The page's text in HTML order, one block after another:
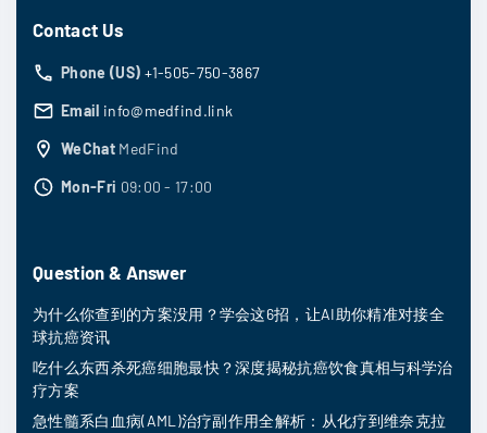
Contact Us
Phone (US) +1-505-750-3867
Email info@medfind.link
WeChat MedFind
Mon-Fri 09:00 - 17:00
Question & Answer
为什么你查到的方案没用？学会这6招，让AI助你精准对接全
球抗癌资讯
吃什么东西杀死癌细胞最快？深度揭秘抗癌饮食真相与科学治
疗方案
急性髓系白血病(AML)治疗副作用全解析：从化疗到维奈克拉